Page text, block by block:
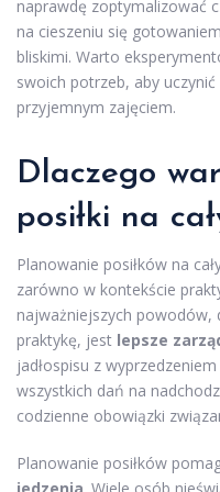
naprawdę zoptymalizować
na cieszeniu się
bliskimi. Warto
swoich potrzeb, aby
przyjemnym zajęciem.
Dlaczego
posiłki na
Planowanie posiłków na
zarówno w kontekście
najważniejszych
praktykę, jest lepsze
jadłospisu z
wszystkich dań na
codzienne obowiązki
Planowanie posiłków
jedzenia . Wiele osób